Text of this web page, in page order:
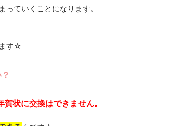
っていくことになります。
す☆
状に交換はできません。